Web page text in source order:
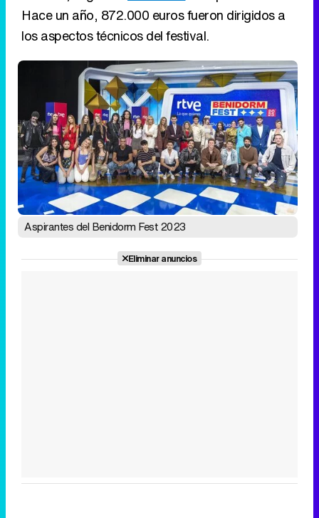
Hace un año, 872.000 euros fueron dirigidos a
los aspectos técnicos del festival.
Aspirantes del Benidorm Fest 2023
Eliminar anuncios